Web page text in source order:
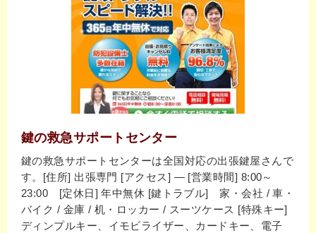
鍵の救急サポートセンター
鍵の救急サポートセンターは全国対応の出張鍵屋さんで
す。[住所] 出張専門 [アクセス] ― [営業時間] 8:00～
23:00 [定休日] 年中無休 [鍵トラブル] 家・会社 / 車・
バイク / 金庫 / 机・ロッカー / スーツケース [特殊キー]
ディンプルキー、イモビライザー、カードキー、電子